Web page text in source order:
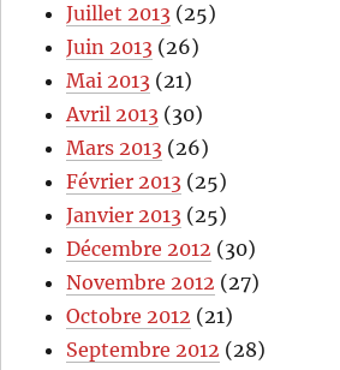
Juillet 2013 (25)
Juin 2013 (26)
Mai 2013 (21)
Avril 2013 (30)
Mars 2013 (26)
Février 2013 (25)
Janvier 2013 (25)
Décembre 2012 (30)
Novembre 2012 (27)
Octobre 2012 (21)
Septembre 2012 (28)